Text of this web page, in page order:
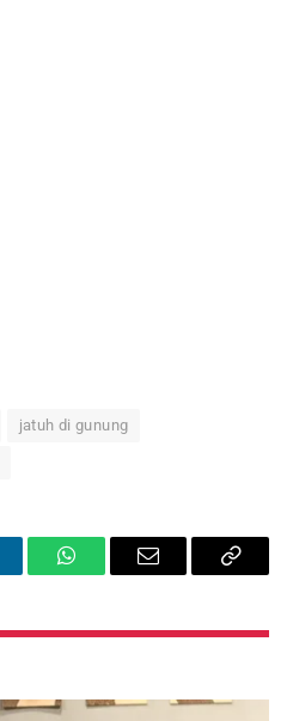
jatuh di gunung
WhatsAppEmail
Copy